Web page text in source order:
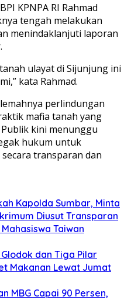
KPNPA RI Rahmad
tengah melakukan
menindaklanjuti laporan
ulayat di Sijunjung ini
kata Rahmad.
perlindungan
mafia tanah yang
kini menunggu
hukum untuk
transparan dan
Kapolda Sumbar, Minta
Diusut Transparan
Taiwan
Glodok dan Tiga Pilar
Makanan Lewat Jumat
MBG Capai 90 Persen,